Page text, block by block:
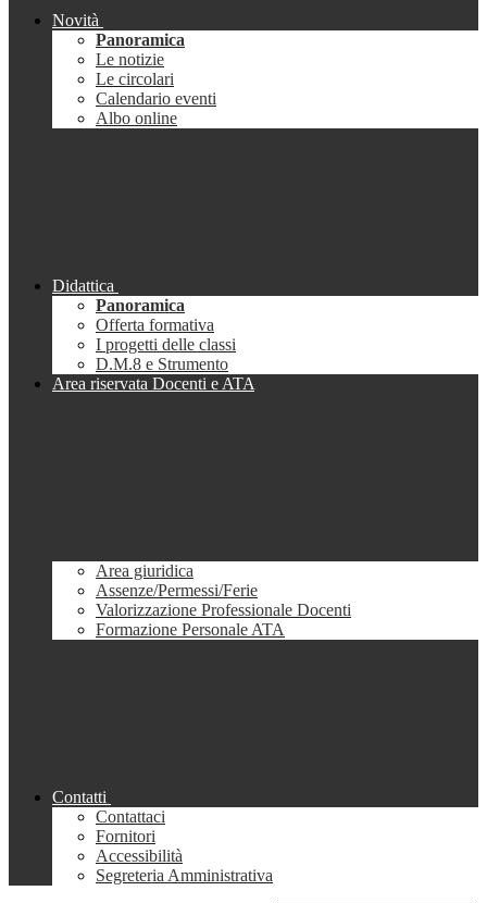
Novità
Panoramica
Le notizie
Le circolari
Calendario eventi
Albo online
Didattica
Panoramica
Offerta formativa
I progetti delle classi
D.M.8 e Strumento
Area riservata Docenti e ATA
Area giuridica
Assenze/Permessi/Ferie
Valorizzazione Professionale Docenti
Formazione Personale ATA
Contatti
Contattaci
Fornitori
Accessibilità
Segreteria Amministrativa